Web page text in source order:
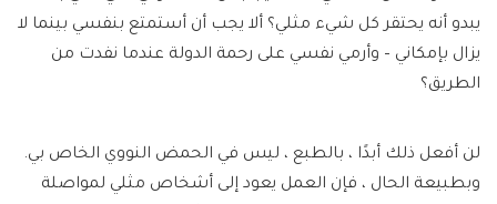
يبدو أنه يحتقر كل شيء مثلي؟ ألا يجب أن أستمتع بنفسي بينما لا
يزال بإمكاني – وأرمي نفسي على رحمة الدولة عندما نفدت من
الطريق؟
لن أفعل ذلك أبدًا ، بالطبع ، ليس في الحمض النووي الخاص بي.
وبطبيعة الحال ، فإن العمل يعود إلى أشخاص مثلي لمواصلة